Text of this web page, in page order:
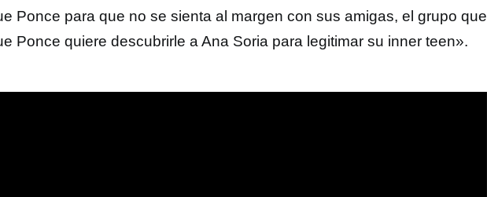
Ponce para que no se sienta al margen con sus amigas, el grupo que
Ponce quiere descubrirle a Ana Soria para legitimar su inner teen».